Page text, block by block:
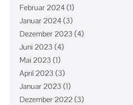
Februar 2024(1)
Januar 2024(3)
Dezember 2023 (4)
Juni 2023 (4)
Mai 2023 (1)
April 2023 (3)
Januar 2023 (1)
Dezember 2022 (3)